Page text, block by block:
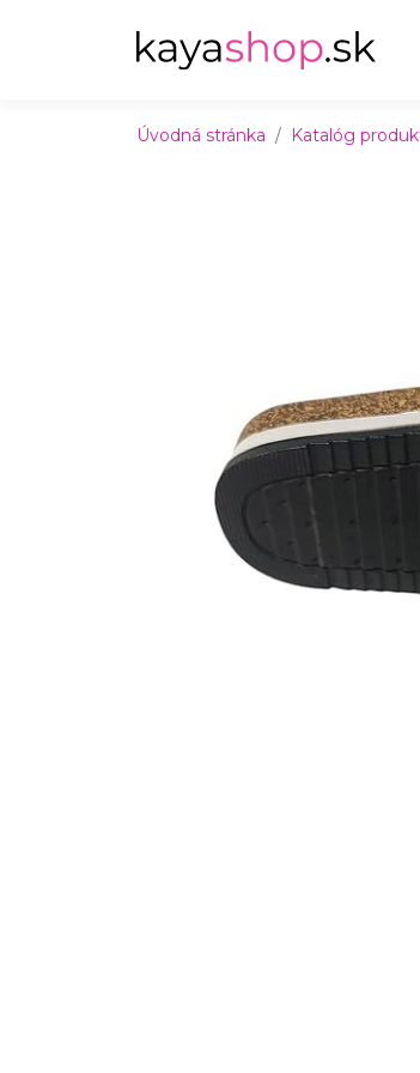
Úvodná stránka Katalóg